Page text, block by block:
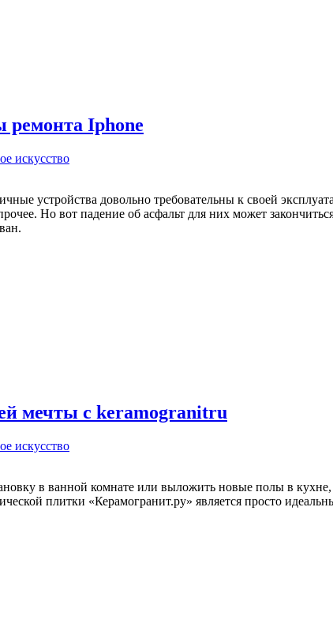
Iphone
искусство
устройства довольно требовательны к своей
Но вот падение об асфальт для них может
мечты с keramogranitru
искусство
в ванной комнате или выложить новые полы в
плитки «Керамогранит.ру» является просто